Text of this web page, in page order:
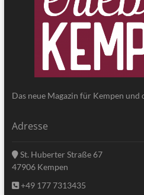
Das neue Magazin für Kempen und
Adresse
St. Huberter Straße 67
47906 Kempen
+49 177 7313435